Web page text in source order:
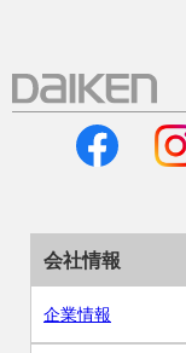
会社情報
企業情報